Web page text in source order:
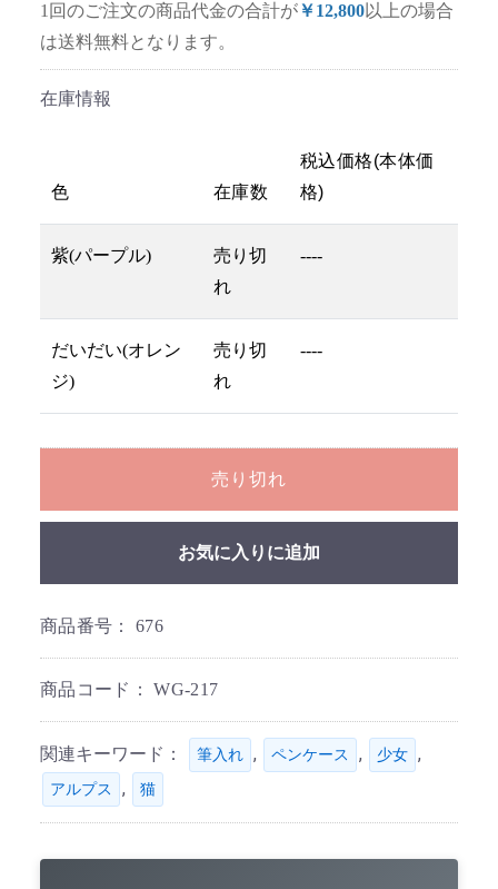
1回のご注文の商品代金の合計が￥12,800以上の場合
は送料無料となります。
在庫情報
色 在庫数
税込価格(本体価
格)
紫(パープル)
売り切
れ
----
だいだい(オレン
ジ)
売り切
れ
----
売り切れ
お気に入りに追加
商品番号： 676
商品コード：WG-217
関連キーワード： 筆入れ , ペンケース , 少女 ,
アルプス , 猫